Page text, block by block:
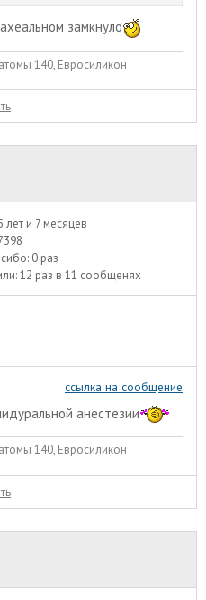
замкнуло
140, Евросиликон
лет и 7 месяцев
0 раз
12 раз в 11 сообщенях
ссылка на сообщение
анестезии
140, Евросиликон